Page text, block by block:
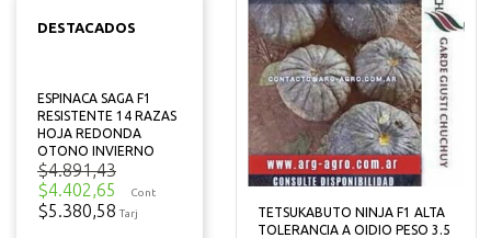
DESTACADOS
ESPINACA SAGA F1
RESISTENTE 14 RAZAS
HOJA REDONDA
OTONO INVIERNO
$4.891,43
$4.402,65
Cont
$5.380,58 Tarj
TETSUKABUTO NINJA F1 ALTA
TOLERANCIA A OIDIO PESO 3.5